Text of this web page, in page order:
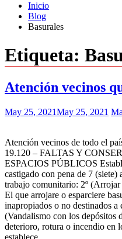
Inicio
Blog
Basurales
Etiqueta:
Atención vecinos
May 25, 2021May 25, 2021
Atención vecinos de todo el
19.120 – FALTAS Y
ESPACIOS PÚBLICOS
castigado con pena de 7 (siete)
trabajo comunitario: 2º
El que arrojare o esparciere
inapropiados o no destinados a
(Vandalismo con los depósitos
deterioro, rotura o incendio en
establece…